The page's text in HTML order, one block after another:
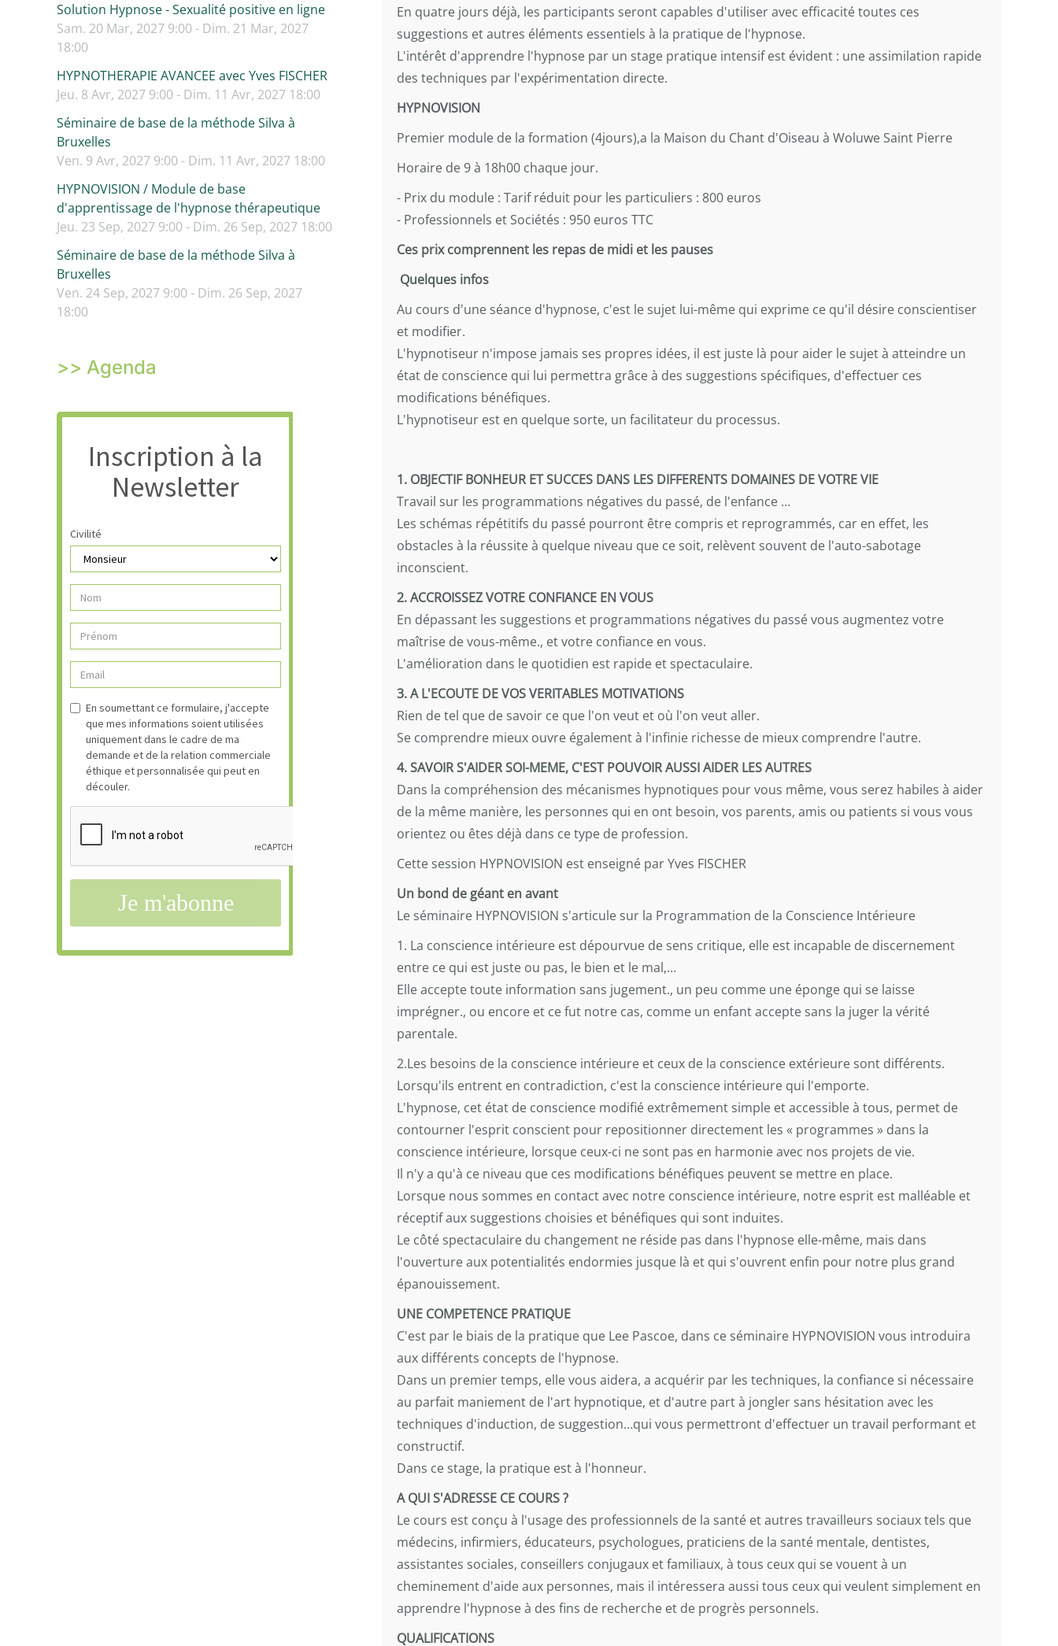
En quatre jours déjà, les participants seront capables d'utiliser avec efficacité toutes ces
suggestions et autres éléments essentiels à la pratique de l'hypnose.
L'intérêt d'apprendre l'hypnose par un stage pratique intensif est évident : une assimilation rapide
des techniques par l'expérimentation directe.
HYPNOVISION
Premier module de la formation (4jours),a la Maison du Chant d'Oiseau à Woluwe Saint Pierre
Horaire de 9 à 18h00 chaque jour.
- Prix du module : Tarif réduit pour les particuliers : 800 euros
- Professionnels et Sociétés : 950 euros TTC
Ces prix comprennent les repas de midi et les pauses
Quelques infos
Au cours d'une séance d'hypnose, c'est le sujet lui-même qui exprime ce qu'il désire conscientiser
et modifier.
L'hypnotiseur n'impose jamais ses propres idées, il est juste là pour aider le sujet à atteindre un
état de conscience qui lui permettra grâce à des suggestions spécifiques, d'effectuer ces
modifications bénéfiques.
L'hypnotiseur est en quelque sorte, un facilitateur du processus.
1. OBJECTIF BONHEUR ET SUCCES DANS LES DIFFERENTS DOMAINES DE VOTRE VIE
Travail sur les programmations négatives du passé, de l'enfance …
Les schémas répétitifs du passé pourront être compris et reprogrammés, car en effet, les
obstacles à la réussite à quelque niveau que ce soit, relèvent souvent de l'auto-sabotage
inconscient.
2. ACCROISSEZ VOTRE CONFIANCE EN VOUS
En dépassant les suggestions et programmations négatives du passé vous augmentez votre
maîtrise de vous-même., et votre confiance en vous.
L'amélioration dans le quotidien est rapide et spectaculaire.
3. A L'ECOUTE DE VOS VERITABLES MOTIVATIONS
Rien de tel que de savoir ce que l'on veut et où l'on veut aller.
Se comprendre mieux ouvre également à l'infinie richesse de mieux comprendre l'autre.
4. SAVOIR S'AIDER SOI-MEME, C'EST POUVOIR AUSSI AIDER LES AUTRES
Dans la compréhension des mécanismes hypnotiques pour vous même, vous serez habiles à aider
de la même manière, les personnes qui en ont besoin, vos parents, amis ou patients si vous vous
orientez ou êtes déjà dans ce type de profession.
Cette session HYPNOVISION est enseigné par Yves FISCHER
Un bond de géant en avant
Le séminaire HYPNOVISION s'articule sur la Programmation de la Conscience Intérieure
1. La conscience intérieure est dépourvue de sens critique, elle est incapable de discernement
entre ce qui est juste ou pas, le bien et le mal,…
Elle accepte toute information sans jugement., un peu comme une éponge qui se laisse
imprégner., ou encore et ce fut notre cas, comme un enfant accepte sans la juger la vérité
parentale.
2.Les besoins de la conscience intérieure et ceux de la conscience extérieure sont différents.
Lorsqu'ils entrent en contradiction, c'est la conscience intérieure qui l'emporte.
L'hypnose, cet état de conscience modifié extrêmement simple et accessible à tous, permet de
contourner l'esprit conscient pour repositionner directement les « programmes » dans la
conscience intérieure, lorsque ceux-ci ne sont pas en harmonie avec nos projets de vie.
Il n'y a qu'à ce niveau que ces modifications bénéfiques peuvent se mettre en place.
Lorsque nous sommes en contact avec notre conscience intérieure, notre esprit est malléable et
réceptif aux suggestions choisies et bénéfiques qui sont induites.
Le côté spectaculaire du changement ne réside pas dans l'hypnose elle-même, mais dans
l'ouverture aux potentialités endormies jusque là et qui s'ouvrent enfin pour notre plus grand
épanouissement.
UNE COMPETENCE PRATIQUE
C'est par le biais de la pratique que Lee Pascoe, dans ce séminaire HYPNOVISION vous introduira
aux différents concepts de l'hypnose.
Dans un premier temps, elle vous aidera, a acquérir par les techniques, la confiance si nécessaire
au parfait maniement de l'art hypnotique, et d'autre part à jongler sans hésitation avec les
techniques d'induction, de suggestion…qui vous permettront d'effectuer un travail performant et
constructif.
Dans ce stage, la pratique est à l'honneur.
A QUI S'ADRESSE CE COURS ?
Le cours est conçu à l'usage des professionnels de la santé et autres travailleurs sociaux tels que
médecins, infirmiers, éducateurs, psychologues, praticiens de la santé mentale, dentistes,
assistantes sociales, conseillers conjugaux et familiaux, à tous ceux qui se vouent à un
cheminement d'aide aux personnes, mais il intéressera aussi tous ceux qui veulent simplement en
apprendre l'hypnose à des fins de recherche et de progrès personnels.
QUALIFICATIONS
Solution Hypnose - Sexualité positive en ligne
Sam. 20 Mar, 2027 9:00 - Dim. 21 Mar, 2027
18:00
HYPNOTHERAPIE AVANCEE avec Yves FISCHER
Jeu. 8 Avr, 2027 9:00 - Dim. 11 Avr, 2027 18:00
Séminaire de base de la méthode Silva à
Bruxelles
Ven. 9 Avr, 2027 9:00 - Dim. 11 Avr, 2027 18:00
HYPNOVISION / Module de base
d'apprentissage de l'hypnose thérapeutique
Jeu. 23 Sep, 2027 9:00 - Dim. 26 Sep, 2027 18:00
Séminaire de base de la méthode Silva à
Bruxelles
Ven. 24 Sep, 2027 9:00 - Dim. 26 Sep, 2027
18:00
>> Agenda